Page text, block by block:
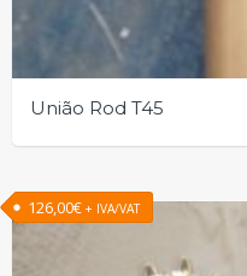
União Rod T45
126,00€ + IVA/VAT